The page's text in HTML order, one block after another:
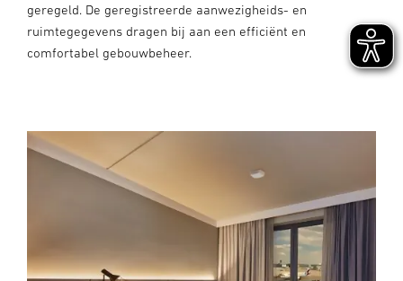
geregeld. De geregistreerde aanwezigheids- en
ruimtegegevens dragen bij aan een efficiënt en
comfortabel gebouwbeheer.